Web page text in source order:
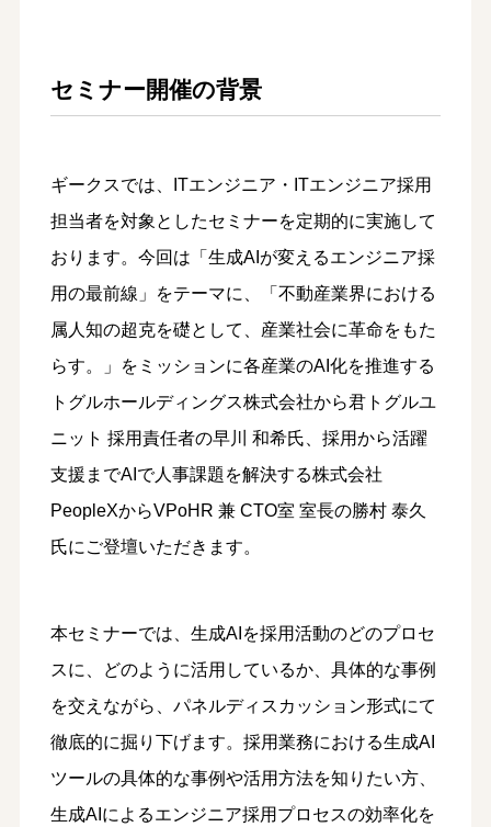
セミナー開催の背景
ギークスでは、ITエンジニア・ITエンジニア採用
担当者を対象としたセミナーを定期的に実施して
おります。今回は「生成AIが変えるエンジニア採
用の最前線」をテーマに、「不動産業界における
属人知の超克を礎として、産業社会に革命をもた
らす。」をミッションに各産業のAI化を推進する
トグルホールディングス株式会社から君トグルユ
ニット 採用責任者の早川 和希氏、採用から活躍
支援までAIで人事課題を解決する株式会社
PeopleXからVPoHR 兼 CTO室 室長の勝村 泰久
氏にご登壇いただきます。
本セミナーでは、生成AIを採用活動のどのプロセ
スに、どのように活用しているか、具体的な事例
を交えながら、パネルディスカッション形式にて
徹底的に掘り下げます。採用業務における生成AI
ツールの具体的な事例や活用方法を知りたい方、
生成AIによるエンジニア採用プロセスの効率化を